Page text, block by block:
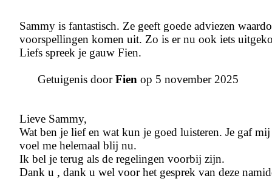
Sammy is fantastisch. Ze geeft goede adviezen
voorspellingen komen uit. Zo is er nu ook iets
Liefs spreek je gauw Fien.
Getuigenis doorFien op 5 november 2025
Lieve Sammy,
Wat ben je lief en wat kun je goed luisteren. Je gaf
voel me helemaal blij nu.
Ik bel je terug als de regelingen voorbij zijn.
Dank u , dank u wel voor het gesprek van deze